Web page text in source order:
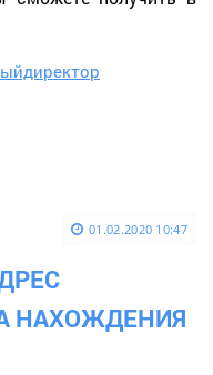
01.02.2020 10:47
НАХОЖДЕНИЯ